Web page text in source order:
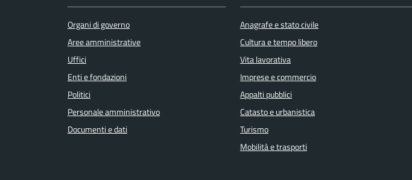
Organi di governo
Aree amministrative
Uffici
Enti e fondazioni
Politici
Personale amministrativo
Documenti e dati
Anagrafe e stato civile
Cultura e tempo libero
Vita lavorativa
Imprese e commercio
Appalti pubblici
Catasto e urbanistica
Turismo
Mobilità e trasporti